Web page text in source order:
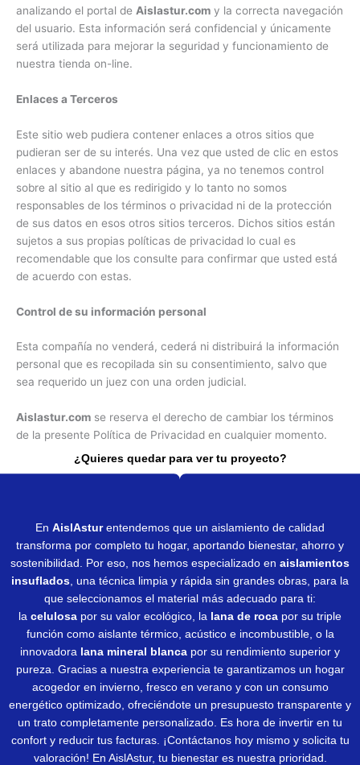
analizando el portal de Aislastur.com y la correcta navegación
del usuario. Esta información será confidencial y únicamente
será utilizada para mejorar la seguridad y funcionamiento de
nuestra tienda on-line.
Enlaces a Terceros
Este sitio web pudiera contener enlaces a otros sitios que
pudieran ser de su interés. Una vez que usted de clic en estos
enlaces y abandone nuestra página, ya no tenemos control
sobre al sitio al que es redirigido y lo tanto no somos
responsables de los términos o privacidad ni de la protección
de sus datos en esos otros sitios terceros. Dichos sitios están
sujetos a sus propias políticas de privacidad lo cual es
recomendable que los consulte para confirmar que usted está
de acuerdo con estas.
Control de su información personal
Esta compañía no venderá, cederá ni distribuirá la información
personal que es recopilada sin su consentimiento, salvo que
sea requerido un juez con una orden judicial.
Aislastur.com se reserva el derecho de cambiar los términos
de la presente Política de Privacidad en cualquier momento.
¿Quieres quedar para ver tu proyecto?
En AislAsturentendemos que un aislamiento de calidad
transforma por completo tu hogar, aportando bienestar, ahorro y
sostenibilidad. Por eso, nos hemos especializado en aislamientos
insuflados , una técnica limpia y rápida sin grandes obras, para la
que seleccionamos el material más adecuado para ti:
la celulosa por su valor ecológico, la lana de roca por su triple
función como aislante térmico, acústico e incombustible, o la
innovadora lana mineral blanca por su rendimiento superior y
pureza. Gracias a nuestra experiencia te garantizamos un hogar
acogedor en invierno, fresco en verano y con un consumo
energético optimizado, ofreciéndote un presupuesto transparente y
un trato completamente personalizado. Es hora de invertir en tu
confort y reducir tus facturas. ¡Contáctanos hoy mismo y solicita tu
valoración! En AislAstur, tu bienestar es nuestra prioridad.